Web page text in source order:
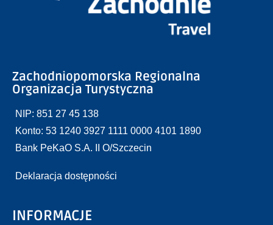
Zachodniopomorska Regionalna
Organizacja Turystyczna
NIP: 851 27 45 138
Konto: 53 1240 3927 1111 0000 4101 1890
Bank PeKaO S.A. II O/Szczecin
Deklaracja dostępności
INFORMACJE